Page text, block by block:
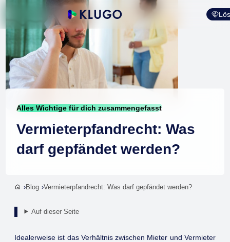
Alles Wichtige für dich zusammengefasst
Vermieterpfandrecht: Was
darf gepfändet werden?
Blog Vermieterpfandrecht: Was darf gepfändet werden?
Auf dieser Seite
Idealerweise ist das Verhältnis zwischen Mieter und Vermieter